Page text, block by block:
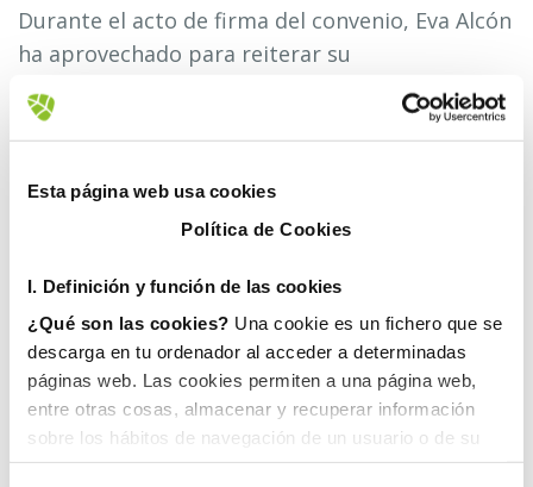
Esta página web usa cookies
Política de Cookies
I. Definición y función de las cookies
¿Qué son las cookies? Una cookie es un fichero que se
descarga en tu ordenador al acceder a determinadas
páginas web. Las cookies permiten a una página web,
entre otras cosas, almacenar y recuperar información
sobre los hábitos de navegación de un usuario o de su
equipo y, dependiendo de la información que contengan y
Durante el acto de firma del convenio, Eva Alcón
ha aprovechado para reiterar su
agradecimiento a la compañía de Grupo
Gimeno, que reafirma con esta nueva edición su
apuesta de futuro. En este sentido, la rectora
ha afirmado que esta colaboración “facilita que
continuar con su formación académica, ampliar
sus oportunidades laborales y enriquecerse,
desde el punto de vista personal, con una
experiencia universitaria que va más allá de la
formación reglada”.